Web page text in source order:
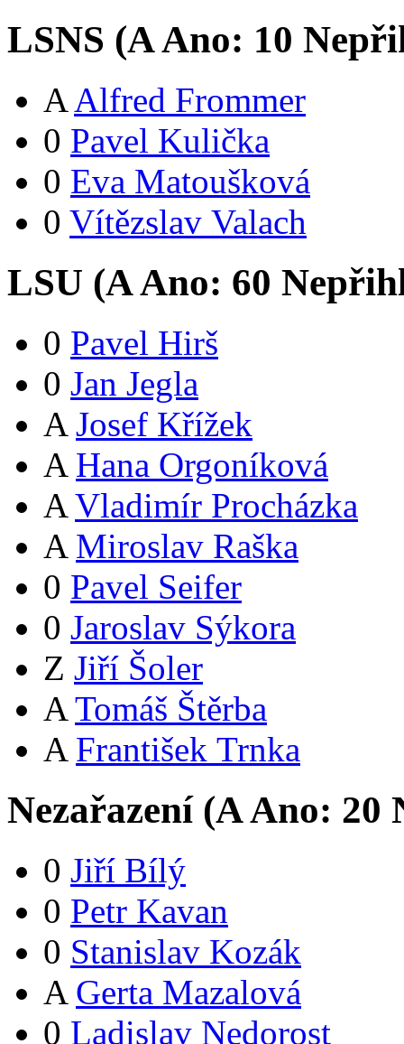
LSNS (AAno: 10
A Alfred Frommer
0 Pavel Kulička
0 Eva Matoušková
0 Vítězslav Valach
LSU (AAno: 60
0 Pavel Hirš
0 Jan Jegla
A Josef Křížek
A Hana Orgoníková
A Vladimír Procházka
A Miroslav Raška
0 Pavel Seifer
0 Jaroslav Sýkora
Z Jiří Šoler
A Tomáš Štěrba
A František Trnka
Nezařazení (AAno: 20
0 Jiří Bílý
0 Petr Kavan
0 Stanislav Kozák
A Gerta Mazalová
0 Ladislav Nedorost